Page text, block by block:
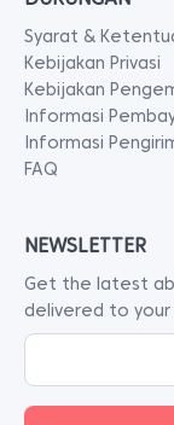
Syarat &
Kebijakan Privasi
Kebijakan
Informasi
Informasi
FAQ
NEWSLETTER
Get the latest
delivered to your